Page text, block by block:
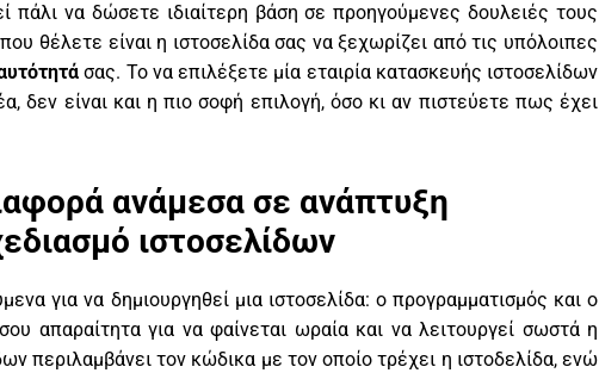
πάλι να δώσετε ιδιαίτερη βάση σε προηγούμενες δουλειές τους
θέλετε είναι η ιστοσελίδα σας να ξεχωρίζει από τις υπόλοιπες
σας. Το να επιλέξετε μία εταιρία κατασκευής ιστοσελίδων
δεν είναι και η πιο σοφή επιλογή, όσο κι αν πιστεύετε πως έχει
ανάμεσα σε ανάπτυξη
ιστοσελίδων
για να δημιουργηθεί μια ιστοσελίδα: ο προγραμματισμός και ο
απαραίτητα για να φαίνεται ωραία και να λειτουργεί σωστά η
περιλαμβάνει τον κώδικα με τον οποίο τρέχει η ιστοδελίδα, ενώ